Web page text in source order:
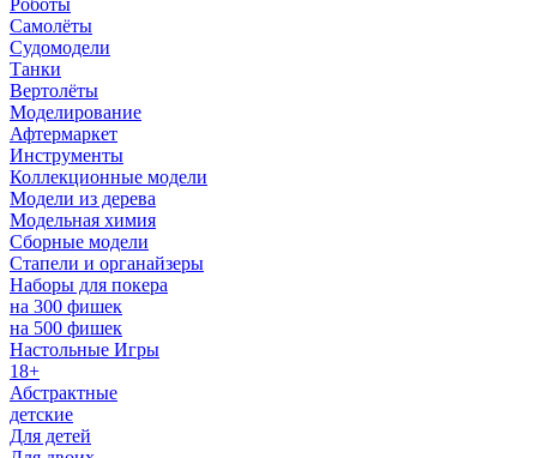
Роботы
Самолёты
Судомодели
Танки
Вертолёты
Моделирование
Афтермаркет
Инструменты
Коллекционные модели
Модели из дерева
Модельная химия
Сборные модели
Стапели и органайзеры
Наборы для покера
на 300 фишек
на 500 фишек
Настольные Игры
18+
Абстрактные
детские
Для детей